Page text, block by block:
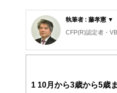
執筆者 : 藤孝憲 ▼
CFP(R)認定者・
主に小さいお子様
います。住宅ロー
https://fp-
1 10月から3歳から5歳